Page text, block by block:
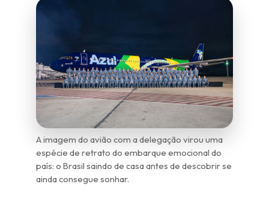
A imagem do avião com a delegação virou uma
espécie de retrato do embarque emocional do
país: o Brasil saindo de casa antes de descobrir se
ainda consegue sonhar.